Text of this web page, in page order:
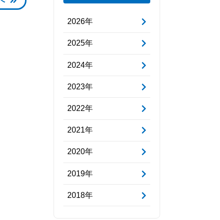
2026年
2025年
2024年
2023年
2022年
2021年
2020年
2019年
2018年